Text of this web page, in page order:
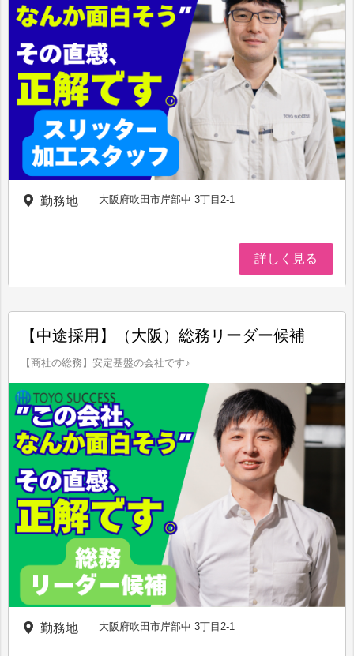
勤務地 大阪府吹田市岸部中 3丁目2-1
詳しく見る
【中途採用】（大阪）総務リーダー候補
【商社の総務】安定基盤の会社です♪
勤務地 大阪府吹田市岸部中 3丁目2-1